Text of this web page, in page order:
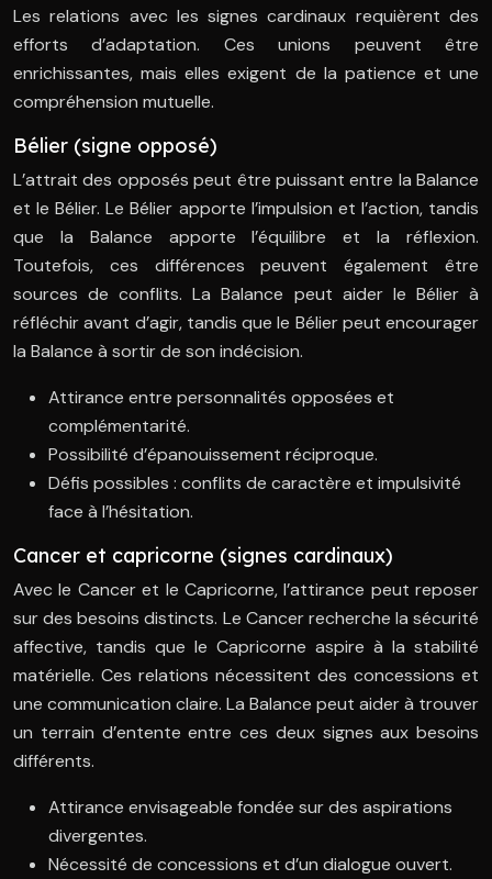
Les relations avec les signes cardinaux requièrent des
efforts d’adaptation. Ces unions peuvent être
enrichissantes, mais elles exigent de la patience et une
compréhension mutuelle.
Bélier (signe opposé)
L’attrait des opposés peut être puissant entre la Balance
et le Bélier. Le Bélier apporte l’impulsion et l’action, tandis
que la Balance apporte l’équilibre et la réflexion.
Toutefois, ces différences peuvent également être
sources de conflits. La Balance peut aider le Bélier à
réfléchir avant d’agir, tandis que le Bélier peut encourager
la Balance à sortir de son indécision.
Attirance entre personnalités opposées et
complémentarité.
Possibilité d’épanouissement réciproque.
Défis possibles : conflits de caractère et impulsivité
face à l’hésitation.
Cancer et capricorne (signes cardinaux)
Avec le Cancer et le Capricorne, l’attirance peut reposer
sur des besoins distincts. Le Cancer recherche la sécurité
affective, tandis que le Capricorne aspire à la stabilité
matérielle. Ces relations nécessitent des concessions et
une communication claire. La Balance peut aider à trouver
un terrain d’entente entre ces deux signes aux besoins
différents.
Attirance envisageable fondée sur des aspirations
divergentes.
Nécessité de concessions et d’un dialogue ouvert.